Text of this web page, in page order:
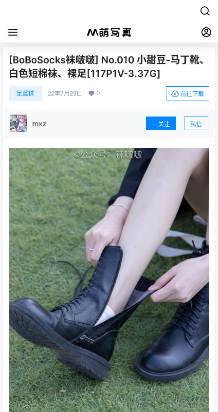
[BoBoSocks袜啵啵] No.010 小甜豆-马丁靴、
白色短棉袜、裸足[117P1V-3.37G]
足丝袜 22年7月25日 0 前往下载
mxz 关注 私信